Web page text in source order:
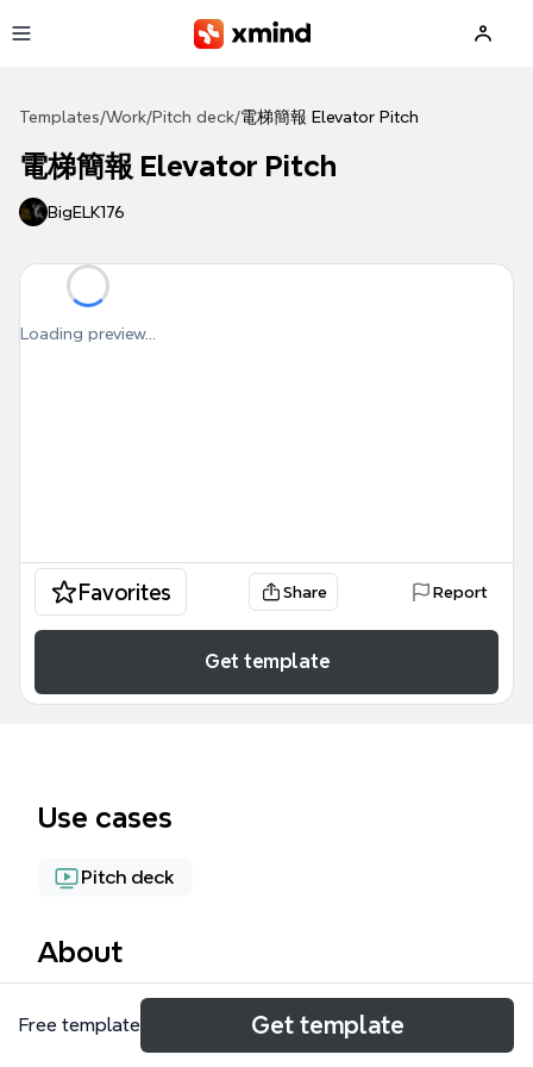
Templates/Work/Pitch deck/電梯簡報 Elevator Pitch
電梯簡報 Elevator Pitch
BigELK176
Loading preview...
Favorites Share Report
Get template
Use cases
Pitch deck
About
電梯簡報 Elevator Pitch 心智圖範本專為創業者、業務
開發人員設計，涵蓋 44 個節點，從自我介紹到獲利模
Free template Get template